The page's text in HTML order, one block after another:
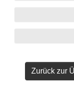
Zurück zur